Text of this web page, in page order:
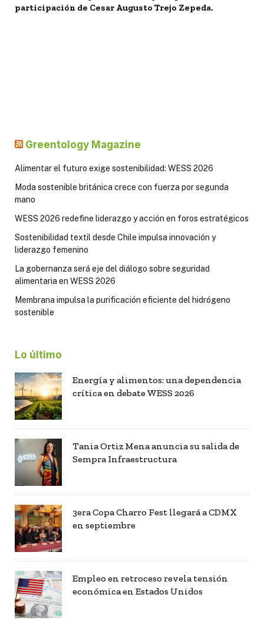
participación de Cesar Augusto Trejo Zepeda.
Greentology Magazine
Alimentar el futuro exige sostenibilidad: WESS 2026
Moda sostenible británica crece con fuerza por segunda
mano
WESS 2026 redefine liderazgo y acción en foros estratégicos
Sostenibilidad textil desde Chile impulsa innovación y
liderazgo femenino
La gobernanza será eje del diálogo sobre seguridad
alimentaria en WESS 2026
Membrana impulsa la purificación eficiente del hidrógeno
sostenible
Lo último
Energía y alimentos: una dependencia
crítica en debate WESS 2026
Tania Ortiz Mena anuncia su salida de
Sempra Infraestructura
3era Copa Charro Fest llegará a CDMX
en septiembre
Empleo en retroceso revela tensión
económica en Estados Unidos